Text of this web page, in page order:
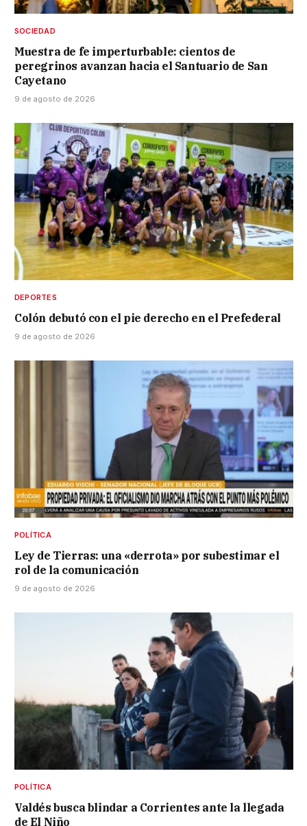
SOCIEDAD
Muestra de fe imperturbable: cientos de
peregrinos avanzan hacia el Santuario de San
Cayetano
9 de agosto de 2026
DEPORTES
Colón debutó con el pie derecho en el Prefederal
9 de agosto de 2026
POLÍTICA
Ley de Tierras: una «derrota» por subestimar el
rol de la comunicación
9 de agosto de 2026
POLÍTICA
Valdés busca blindar a Corrientes ante la llegada
de El Niño